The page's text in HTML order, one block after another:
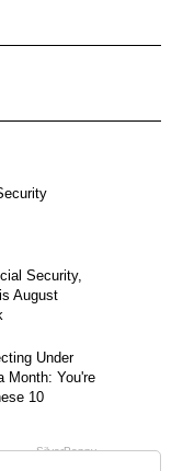
NOTIFICATIONS ABOUT